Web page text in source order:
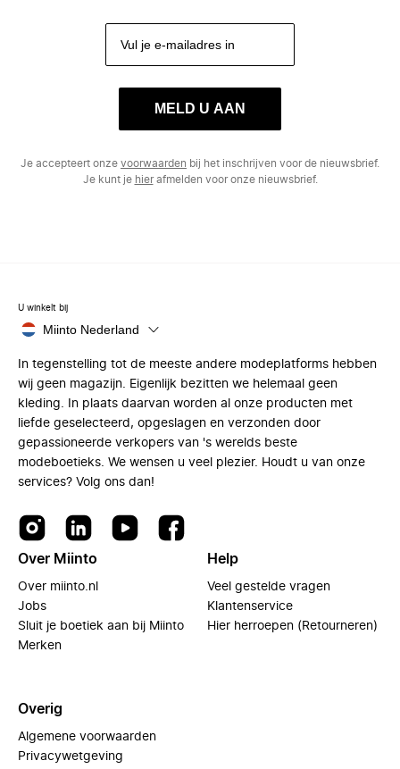
MELD U AAN
Je accepteert onze voorwaarden bij het inschrijven voor de nieuwsbrief.
Je kunt je hierafmelden voor onze nieuwsbrief.
U winkelt bij
Miinto Nederland
In tegenstelling tot de meeste andere modeplatforms hebben
wij geen magazijn. Eigenlijk bezitten we helemaal geen
kleding. In plaats daarvan worden al onze producten met
liefde geselecteerd, opgeslagen en verzonden door
gepassioneerde verkopers van 's werelds beste
modeboetieks. We wensen u veel plezier. Houdt u van onze
services? Volg ons dan!
Over Miinto
Over miinto.nl
Jobs
Sluit je boetiek aan bij Miinto
Merken
Help
Veel gestelde vragen
Klantenservice
Hier herroepen (Retourneren)
Overig
Algemene voorwaarden
Privacywetgeving